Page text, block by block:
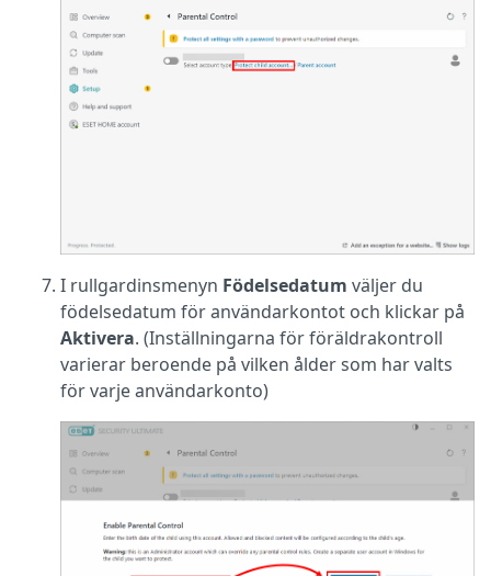
I rullgardinsmenyn Födelsedatum väljer du
födelsedatum för användarkontot och klickar på
Aktivera. (Inställningarna för föräldrakontroll
varierar beroende på vilken ålder som har valts
för varje användarkonto)